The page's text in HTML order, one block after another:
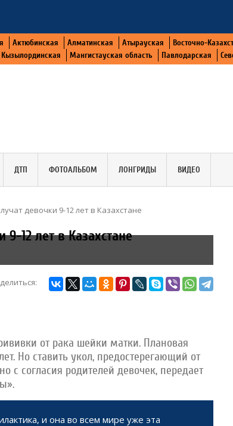
Актюбинская Алматинская Атырауская Восточно-
Кызылординская Мангистауская область Павлодарская
ДТП ФОТОАЛЬБОМ ЛОНГРИДЫ ВИДЕО
девочки 9-12 лет в Казахстане
12 лет в Казахстане
от рака шейки матки. Плановая
Но ставить укол, предостерегающий от
с согласия родителей девочек, передает
и она во всем мире уже эта